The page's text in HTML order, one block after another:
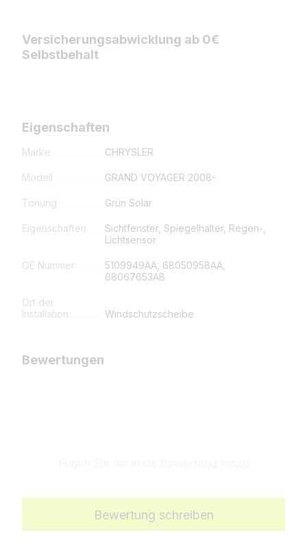
Versicherungsabwicklung ab 0€
Selbstbehalt
Eigenschaften
Marke CHRYSLER
Modell GRAND VOYAGER 2008-
Tönung Grün Solar
Eigenschaften
Sichtfenster, Spiegelhalter, Regen-,
Lichtsensor
OE Nummer
5109949AA, 68050958AA,
68067653AB
Ort der
Installation
Windschutzscheibe
Bewertungen
Bewertung schreiben